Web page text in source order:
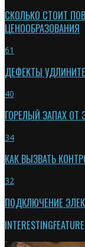
СКОЛЬКО СТОИТ
ЦЕНООБРАЗОВАНИЯ
61
ДЕФЕКТЫ
40
ГОРЕЛЫЙ ЗАПАХ ОТ
34
КАК ВЫЗВАТЬ
32
ПОДКЛЮЧЕНИЕ
INTERESTING